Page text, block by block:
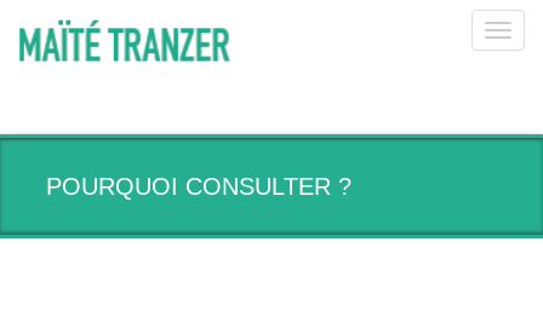
POURQUOI CONSULTER ?